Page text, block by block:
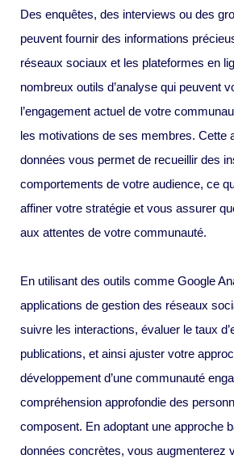
Des enquêtes, des interviews ou des
peuvent fournir des informations
réseaux sociaux et les plateformes en
nombreux outils d’analyse qui peuvent
l’engagement actuel de votre
les motivations de ses membres. Cette
données vous permet de recueillir des
comportements de votre audience, ce
affiner votre stratégie et vous assurer
aux attentes de votre communauté.
En utilisant des outils comme Google
applications de gestion des réseaux
suivre les interactions, évaluer le taux
publications, et ainsi ajuster votre
développement d’une communauté
compréhension approfondie des
composent. En adoptant une approche
données concrètes, vous augmenterez